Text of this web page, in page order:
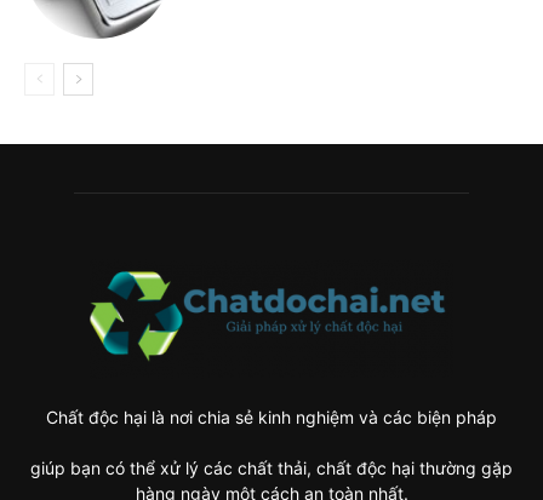
Chất độc hại là nơi chia sẻ kinh nghiệm và các biện pháp
giúp bạn có thể xử lý các chất thải, chất độc hại thường gặp
hàng ngày một cách an toàn nhất.